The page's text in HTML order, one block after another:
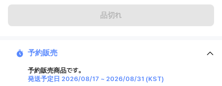
品切れ
予約販売
予約販売商品です。
発送予定日 2026/08/17 ~ 2026/08/31 (KST)